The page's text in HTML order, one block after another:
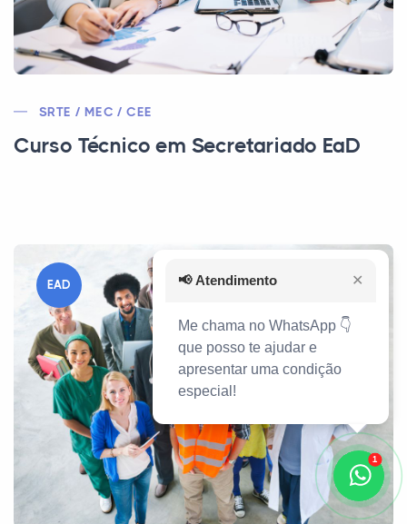
SRTE / MEC / CEE
Curso Técnico em Secretariado EaD
EAD
1
📢 Atendimento ✕
Me chama no WhatsApp 👇
que posso te ajudar e
apresentar uma condição
especial!